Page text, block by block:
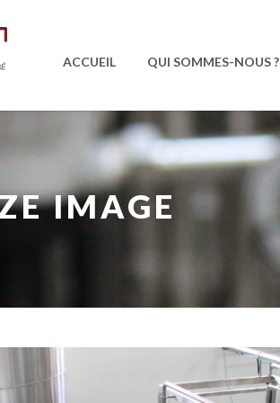
ACCUEIL QUI SOMMES-NOUS ?
IMAGE